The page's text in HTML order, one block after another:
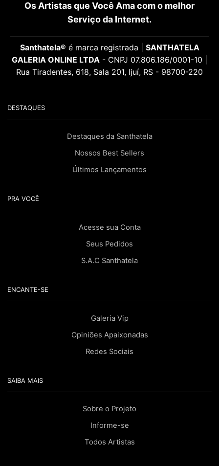
Os Artistas que Você Ama com o melhor
Serviço da Internet.
Santhatela® é marca registrada | SANTHATELA
GALERIA ONLINE LTDA - CNPJ 07.806.186/0001-10 |
Rua Tiradentes, 618, Sala 201, Ijuí, RS - 98700-220
DESTAQUES
Destaques da Santhatela
Nossos Best Sellers
Últimos Lançamentos
PRA VOCÊ
Acesse sua Conta
Seus Pedidos
S.A.C Santhatela
ENCANTE-SE
Galeria Vip
Opiniões Apaixonadas
Redes Sociais
SAIBA MAIS
Sobre o Projeto
Informe-se
Todos Artistas